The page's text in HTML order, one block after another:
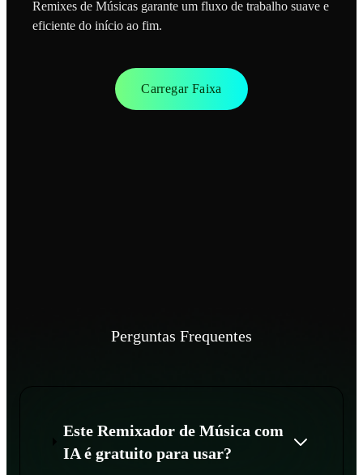
Remixes de Músicas garante um fluxo de trabalho suave e
eficiente do início ao fim.
Carregar Faixa
Perguntas Frequentes
Este Remixador de Música com
IA é gratuito para usar?